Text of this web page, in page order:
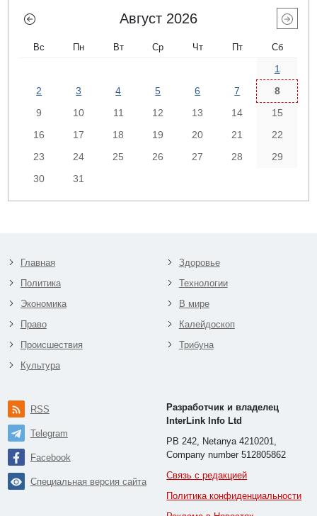
Август 2026
Вс Пн Вт Ср Чт Пт Сб
1
2
3 4 5 6 7
8
9
10 11 12 13 14
15
16
17 18 19 20 21
22
23
24 25 26 27 28
29
30
31
Главная
Политика
Экономика
Право
Происшествия
Культура
Здоровье
Технологии
В мире
Калейдоскоп
Трибуна
RSS
Telegram
Facebook
Специальная версия сайта
Разработчик и владелец
InterLink Info Ltd
PB 242, Netanya 4210201,
Company number 512805862
Связь с редакцией
Политика конфиденциальности